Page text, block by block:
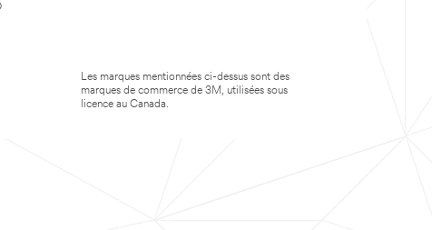
Les marques mentionnées ci-dessus sont des
marques de commerce de 3M, utilisées sous
licence au Canada.